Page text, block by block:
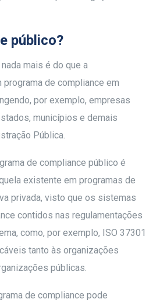
público?
mais é do que a
programa de compliance em
por exemplo, empresas
municípios e demais
Pública.
de compliance público é
existente em programas de
privada, visto que os sistemas
contidos nas regulamentações
como, por exemplo, ISO 37301
tanto às organizações
públicas.
de compliance pode